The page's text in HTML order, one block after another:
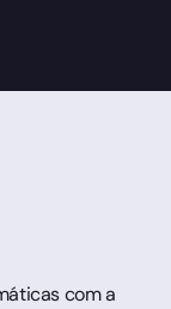
com a